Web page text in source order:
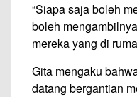
“Siapa saja boleh
boleh
mereka yang di
Gita mengaku
datang bergantian